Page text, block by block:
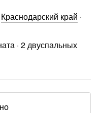
Краснодарский край ·
· 2 двуспальных